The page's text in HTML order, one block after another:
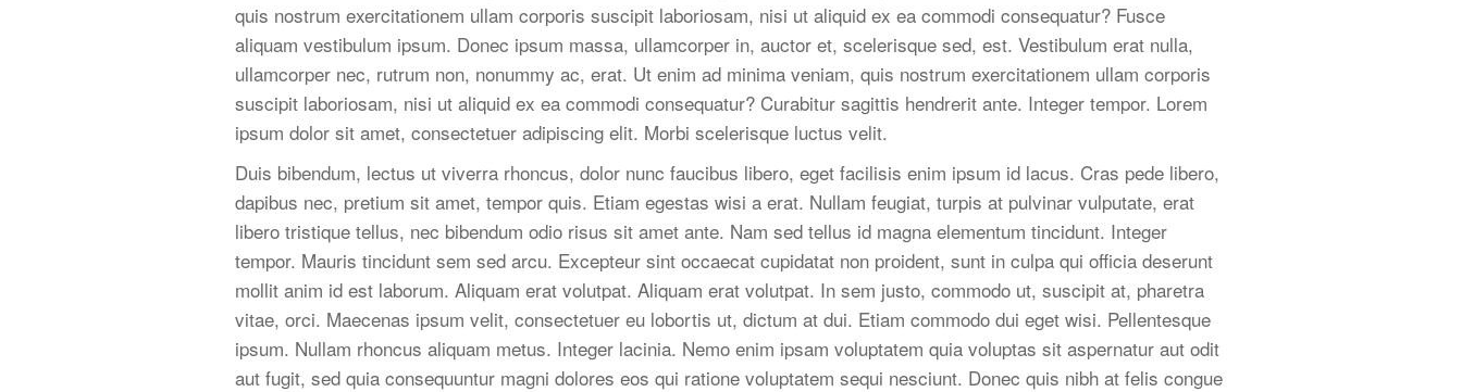
quis nostrum exercitationem ullam corporis suscipit laboriosam, nisi ut aliquid ex ea commodi consequatur? Fusce
aliquam vestibulum ipsum. Donec ipsum massa, ullamcorper in, auctor et, scelerisque sed, est. Vestibulum erat nulla,
ullamcorper nec, rutrum non, nonummy ac, erat. Ut enim ad minima veniam, quis nostrum exercitationem ullam corporis
suscipit laboriosam, nisi ut aliquid ex ea commodi consequatur? Curabitur sagittis hendrerit ante. Integer tempor. Lorem
ipsum dolor sit amet, consectetuer adipiscing elit. Morbi scelerisque luctus velit.
Duis bibendum, lectus ut viverra rhoncus, dolor nunc faucibus libero, eget facilisis enim ipsum id lacus. Cras pede libero,
dapibus nec, pretium sit amet, tempor quis. Etiam egestas wisi a erat. Nullam feugiat, turpis at pulvinar vulputate, erat
libero tristique tellus, nec bibendum odio risus sit amet ante. Nam sed tellus id magna elementum tincidunt. Integer
tempor. Mauris tincidunt sem sed arcu. Excepteur sint occaecat cupidatat non proident, sunt in culpa qui officia deserunt
mollit anim id est laborum. Aliquam erat volutpat. Aliquam erat volutpat. In sem justo, commodo ut, suscipit at, pharetra
vitae, orci. Maecenas ipsum velit, consectetuer eu lobortis ut, dictum at dui. Etiam commodo dui eget wisi. Pellentesque
ipsum. Nullam rhoncus aliquam metus. Integer lacinia. Nemo enim ipsam voluptatem quia voluptas sit aspernatur aut odit
aut fugit, sed quia consequuntur magni dolores eos qui ratione voluptatem sequi nesciunt. Donec quis nibh at felis congue